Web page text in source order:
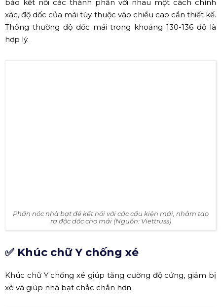
✅ Nóc nhà bạt
Là loại nóc chữ A giúp cho kết nối mái nhà với bộ khung